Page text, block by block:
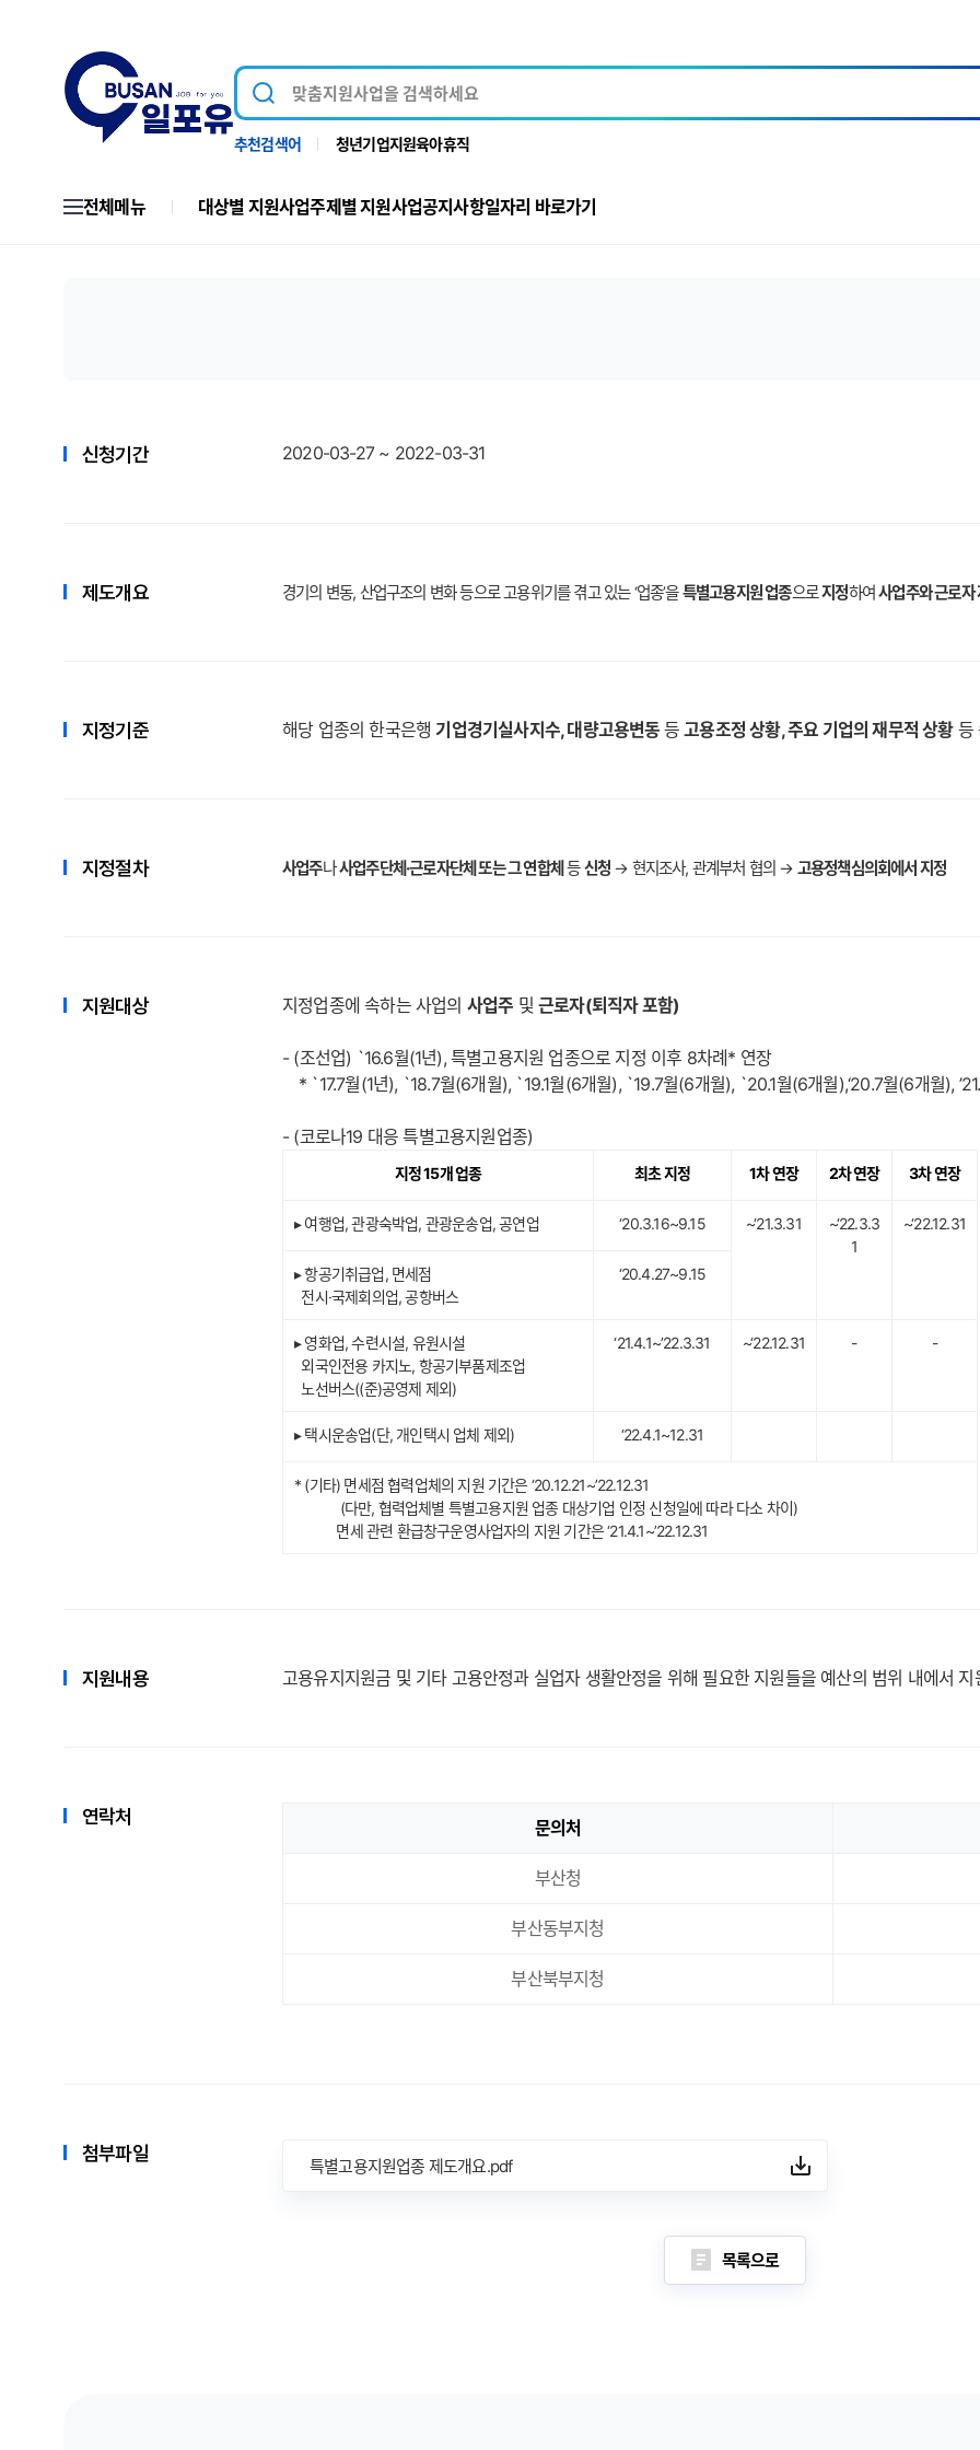
추천검색어 청년기업지원육아휴직
전체메뉴 대상별 지원사업주제별 지원사업공지사항일자리 바로가기
신청기간 2020-03-27 ~ 2022-03-31
제도개요 경기의 변동, 산업구조의 변화 등으로 고용위기를 겪고 있는 ‘업종’을특별고용지원 업종으로지정하여사업주와 근로자
지정기준 해당 업종의 한국은행 기업경기실사지수, 대량고용변동 등고용조정 상황, 주요 기업의 재무적 상황등
지정절차 사업주나사업주단체·근로자단체 또는 그 연합체 등신청 → 현지조사, 관계부처 협의 → 고용정책심의회에서 지정
지원대상 지정업종에 속하는 사업의 사업주 및근로자(퇴직자 포함)
- (조선업) `16.6월(1년), 특별고용지원 업종으로 지정 이후 8차례* 연장
* `17.7월(1년), `18.7월(6개월), `19.1월(6개월), `19.7월(6개월), `20.1월(6개월),‘20.7월(6개월),
- (코로나19 대응 특별고용지원업종)
지정 15개 업종 최초 지정 1차 연장 2차 연장 3차 연장
▸ 여행업, 관광숙박업, 관광운송업, 공연업 ‘20.3.16~9.15 ~‘21.3.31
~‘22.3.3
1
~‘22.12.31
▸ 항공기취급업, 면세점
전시·국제회의업, 공항버스
‘20.4.27~9.15
▸ 영화업, 수련시설, 유원시설
외국인전용 카지노, 항공기부품제조업
노선버스((준)공영제 제외)
‘21.4.1~’22.3.31 ~‘22.12.31 - -
▸ 택시운송업(단, 개인택시 업체 제외) ‘22.4.1~12.31
* (기타) 면세점 협력업체의 지원 기간은 ‘20.12.21~’22.12.31
(다만, 협력업체별 특별고용지원 업종 대상기업 인정 신청일에 따라 다소 차이)
면세 관련 환급창구운영사업자의 지원 기간은 ‘21.4.1~’22.12.31
지원내용 고용유지지원금 및 기타 고용안정과 실업자 생활안정을 위해 필요한 지원들을 예산의 범위 내에서
연락처 문의처
부산청
부산동부지청
부산북부지청
첨부파일
특별고용지원업종 제도개요.pdf
목록으로